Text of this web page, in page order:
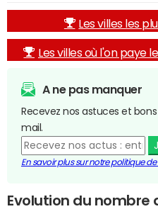
Les villes les
Les villes où l'on paye
A ne pas manquer
Recevez nos astuces et
mail.
En savoir plus sur notre politique
Evolution du nombre